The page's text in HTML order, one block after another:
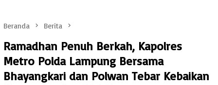
Beranda Berita
Ramadhan Penuh Berkah, Kapolres
Metro Polda Lampung Bersama
Bhayangkari dan Polwan Tebar Kebaikan